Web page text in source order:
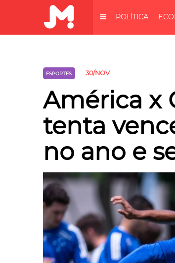
POLÍTICA
ESPORTES 30/NOV
América x
tenta
no ano e